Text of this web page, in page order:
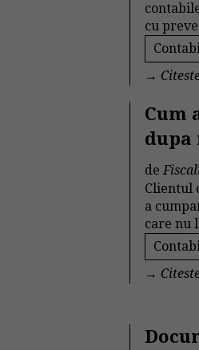
cu
→
Cum
dupa
de
Clientul
a
care nu
→